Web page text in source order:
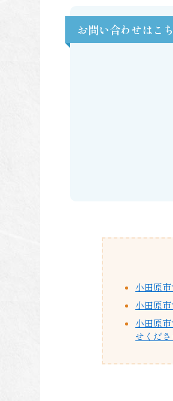
お問い合わせはこ
小田原
小田原
小田原
せくださ